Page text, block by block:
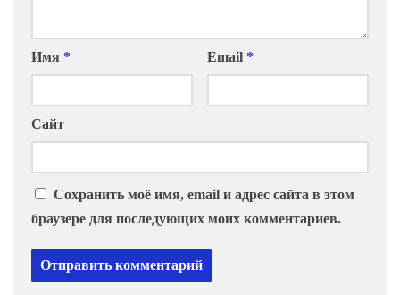
Имя * Email *
Сайт
Сохранить моё имя, email и адрес сайта в этом
браузере для последующих моих комментариев.